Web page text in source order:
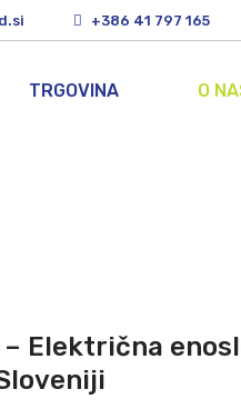
+386 41 797 165
TRGOVINA O
– Električna